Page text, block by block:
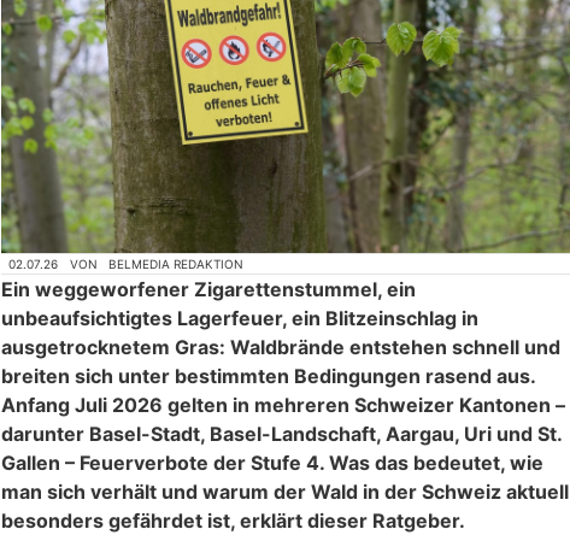
02.07.26 VON BELMEDIA REDAKTION
Ein weggeworfener Zigarettenstummel, ein
unbeaufsichtigtes Lagerfeuer, ein Blitzeinschlag in
ausgetrocknetem Gras: Waldbrände entstehen schnell und
breiten sich unter bestimmten Bedingungen rasend aus.
Anfang Juli 2026 gelten in mehreren Schweizer Kantonen –
darunter Basel-Stadt, Basel-Landschaft, Aargau, Uri und St.
Gallen – Feuerverbote der Stufe 4. Was das bedeutet, wie
man sich verhält und warum der Wald in der Schweiz aktuell
besonders gefährdet ist, erklärt dieser Ratgeber.